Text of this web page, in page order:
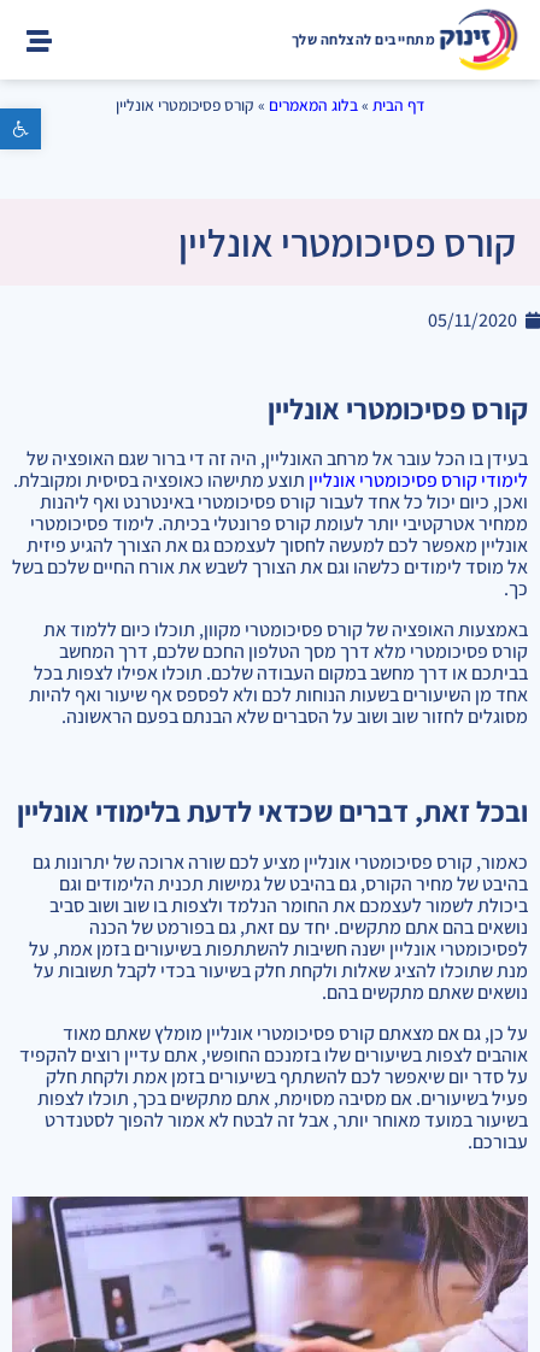
פתח סרגל נגישות
מתחייבים להצלחה שלך
דף הבית »בלוג המאמרים » קורס פסיכומטרי אונליין
קורס פסיכומטרי אונליין
05/11/2020
קורס פסיכומטרי אונליין
בעידן בו הכל עובר אל מרחב האונליין, היה זה די ברור שגם האופציה של
לימודי קורס פסיכומטרי אונליין תוצע מתישהו כאופציה בסיסית ומקובלת.
ואכן, כיום יכול כל אחד לעבור קורס פסיכומטרי באינטרנט ואף ליהנות
ממחיר אטרקטיבי יותר לעומת קורס פרונטלי בכיתה. לימוד פסיכומטרי
אונליין מאפשר לכם למעשה לחסוך לעצמכם גם את הצורך להגיע פיזית
אל מוסד לימודים כלשהו וגם את הצורך לשבש את אורח החיים שלכם בשל
כך.
באמצעות האופציה של קורס פסיכומטרי מקוון, תוכלו כיום ללמוד את
קורס פסיכומטרי מלא דרך מסך הטלפון החכם שלכם, דרך המחשב
בביתכם או דרך מחשב במקום העבודה שלכם. תוכלו אפילו לצפות בכל
אחד מן השיעורים בשעות הנוחות לכם ולא לפספס אף שיעור ואף להיות
מסוגלים לחזור שוב ושוב על הסברים שלא הבנתם בפעם הראשונה.
ובכל זאת, דברים שכדאי לדעת בלימודי אונליין
כאמור, קורס פסיכומטרי אונליין מציע לכם שורה ארוכה של יתרונות גם
בהיבט של מחיר הקורס, גם בהיבט של גמישות תכנית הלימודים וגם
ביכולת לשמור לעצמכם את החומר הנלמד ולצפות בו שוב ושוב סביב
נושאים בהם אתם מתקשים. יחד עם זאת, גם בפורמט של הכנה
לפסיכומטרי אונליין ישנה חשיבות להשתתפות בשיעורים בזמן אמת, על
מנת שתוכלו להציג שאלות ולקחת חלק בשיעור בכדי לקבל תשובות על
נושאים שאתם מתקשים בהם.
על כן, גם אם מצאתם קורס פסיכומטרי אונליין מומלץ שאתם מאוד
אוהבים לצפות בשיעורים שלו בזמנכם החופשי, אתם עדיין רוצים להקפיד
על סדר יום שיאפשר לכם להשתתף בשיעורים בזמן אמת ולקחת חלק
פעיל בשיעורים. אם מסיבה מסוימת, אתם מתקשים בכך, תוכלו לצפות
בשיעור במועד מאוחר יותר, אבל זה לבטח לא אמור להפוך לסטנדרט
עבורכם.